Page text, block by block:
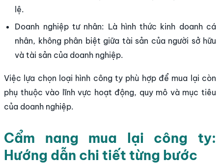
lệ.
Doanh nghiệp tư nhân: Là hình thức kinh doanh cá
nhân, không phân biệt giữa tài sản của người sở hữu
và tài sản của doanh nghiệp.
Việc lựa chọn loại hình công ty phù hợp để mua lại còn
phụ thuộc vào lĩnh vực hoạt động, quy mô và mục tiêu
của doanh nghiệp.
Cẩm nang mua lại công ty:
Hướng dẫn chi tiết từng bước